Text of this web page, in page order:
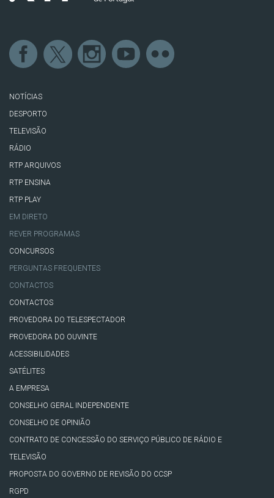
NOTÍCIAS
DESPORTO
TELEVISÃO
RÁDIO
RTP ARQUIVOS
RTP ENSINA
RTP PLAY
EM DIRETO
REVER PROGRAMAS
CONCURSOS
PERGUNTAS FREQUENTES
CONTACTOS
CONTACTOS
PROVEDORA DO TELESPECTADOR
PROVEDORA DO OUVINTE
ACESSIBILIDADES
SATÉLITES
A EMPRESA
CONSELHO GERAL INDEPENDENTE
CONSELHO DE OPINIÃO
CONTRATO DE CONCESSÃO DO SERVIÇO PÚBLICO DE RÁDIO E
TELEVISÃO
PROPOSTA DO GOVERNO DE REVISÃO DO CCSP
RGPD